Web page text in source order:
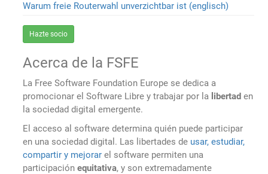
Warum freie Routerwahl unverzichtbar ist (englisch)
Hazte socio
Acerca de la FSFE
La Free Software Foundation Europe se dedica a
promocionar el Software Libre y trabajar por la libertad en
la sociedad digital emergente.
El acceso al software determina quién puede participar
en una sociedad digital. Las libertades de usar, estudiar,
compartir y mejorar el software permiten una
participaciónequitativa, y son extremadamente